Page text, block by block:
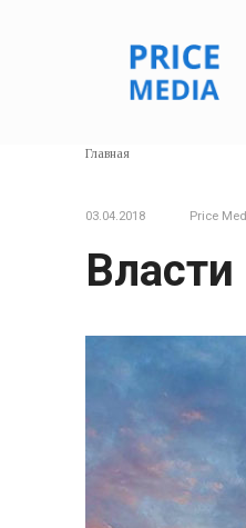
Главная
03.04.2018 Price